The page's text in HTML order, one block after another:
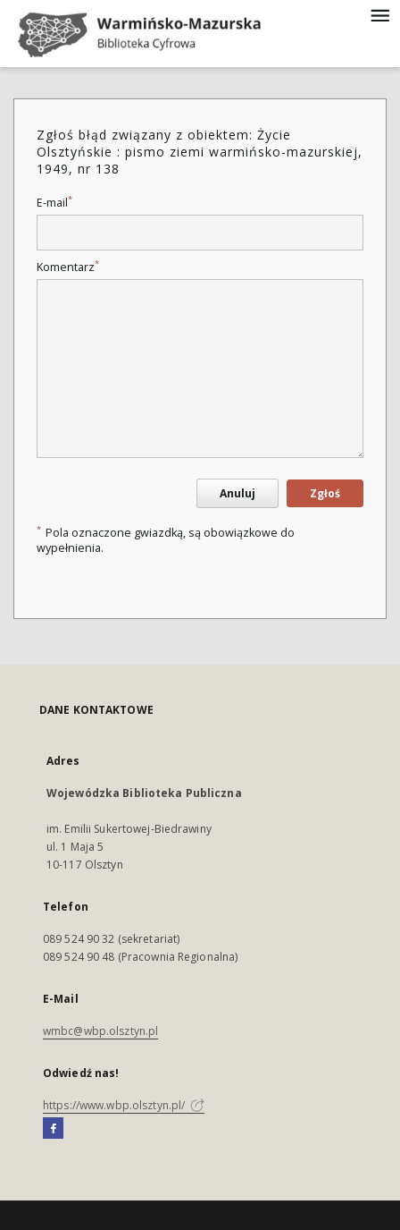
Zgłoś błąd związany z obiektem: Życie
Olsztyńskie : pismo ziemi warmińsko-mazurskiej,
1949, nr 138
E-mail*
Komentarz*
Anuluj Zgłoś
* Pola oznaczone gwiazdką, są obowiązkowe do
wypełnienia.
DANE KONTAKTOWE
Adres
Wojewódzka Biblioteka Publiczna
im. Emilii Sukertowej-Biedrawiny
ul. 1 Maja 5
10-117 Olsztyn
Telefon
089 524 90 32 (sekretariat)
089 524 90 48 (Pracownia Regionalna)
E-Mail
wmbc@wbp.olsztyn.pl
Odwiedź nas!
https://www.wbp.olsztyn.pl/